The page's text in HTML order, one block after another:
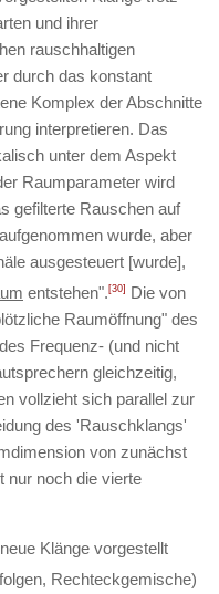
und ihrer
rauschhaltigen
durch das konstant
Komplex der Abschnitte
interpretieren. Das
unter dem Aspekt
Raumparameter wird
gefilterte Rauschen auf
wurde, aber
ausgesteuert [wurde],
entstehen". [30]
Die von
Raumöffnung" des
Frequenz- (und nicht
gleichzeitig,
vollzieht sich parallel zur
des 'Rauschklangs'
von zunächst
nur noch die vierte
Klänge vorgestellt
Rechteckgemische)